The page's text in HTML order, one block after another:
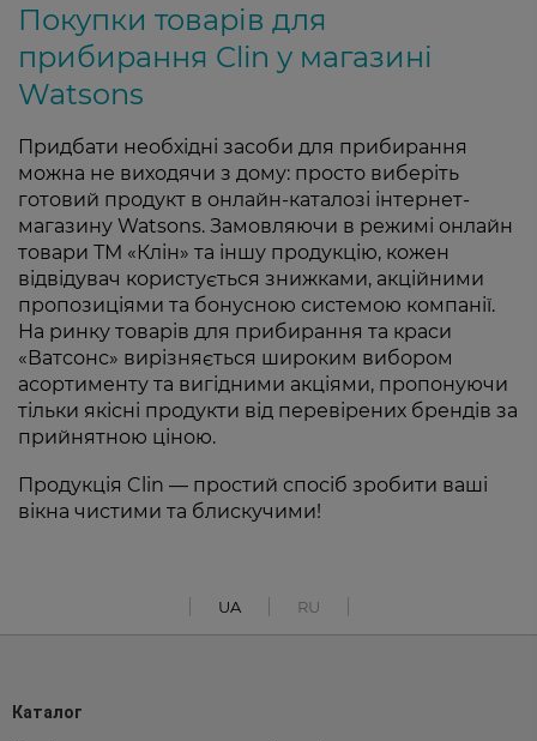
Покупки товарів для
прибирання Clin у магазині
Watsons
Придбати необхідні засоби для прибирання
можна не виходячи з дому: просто виберіть
готовий продукт в онлайн-каталозі інтернет-
магазину Watsons. Замовляючи в режимі онлайн
товари ТМ «Клін» та іншу продукцію, кожен
відвідувач користується знижками, акційними
пропозиціями та бонусною системою компанії.
На ринку товарів для прибирання та краси
«Ватсонс» вирізняється широким вибором
асортименту та вигідними акціями, пропонуючи
тільки якісні продукти від перевірених брендів за
прийнятною ціною.
Продукція Clin — простий спосіб зробити ваші
вікна чистими та блискучими!
UA RU
Каталог